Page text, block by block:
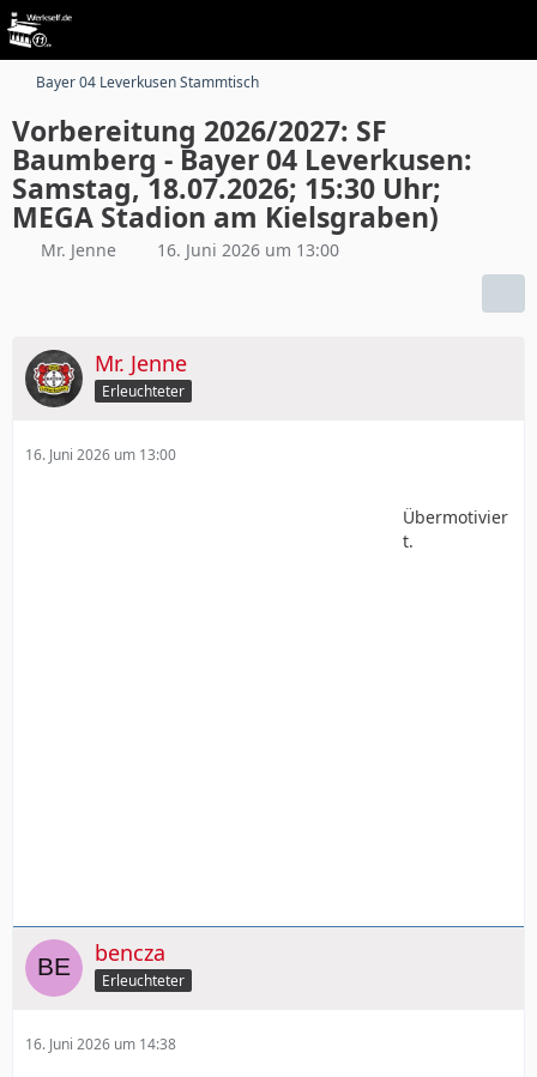
Bayer 04 Leverkusen Stammtisch
Vorbereitung 2026/2027: SF
Baumberg - Bayer 04 Leverkusen:
Samstag, 18.07.2026; 15:30 Uhr;
MEGA Stadion am Kielsgraben)
Mr. Jenne 16. Juni 2026 um 13:00
Mr. Jenne
Erleuchteter
16. Juni 2026 um 13:00
Übermotivier
t.
bencza
Erleuchteter
16. Juni 2026 um 14:38